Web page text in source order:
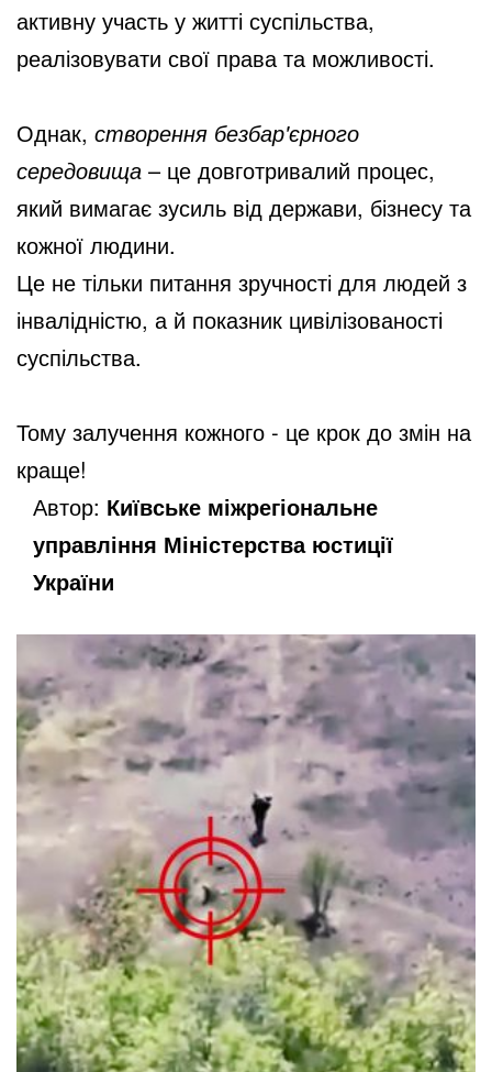
активну участь у житті суспільства,
реалізовувати свої права та можливості.
Однак, створення безбар'єрного
середовища – це довготривалий процес,
який вимагає зусиль від держави, бізнесу та
кожної людини.
Це не тільки питання зручності для людей з
інвалідністю, а й показник цивілізованості
суспільства.
Тому залучення кожного - це крок до змін на
краще!
Автор: Київське міжрегіональне
управління Міністерства юстиції
України